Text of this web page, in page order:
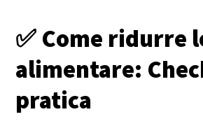
✅ Come ridurre
alimentare:
pratica